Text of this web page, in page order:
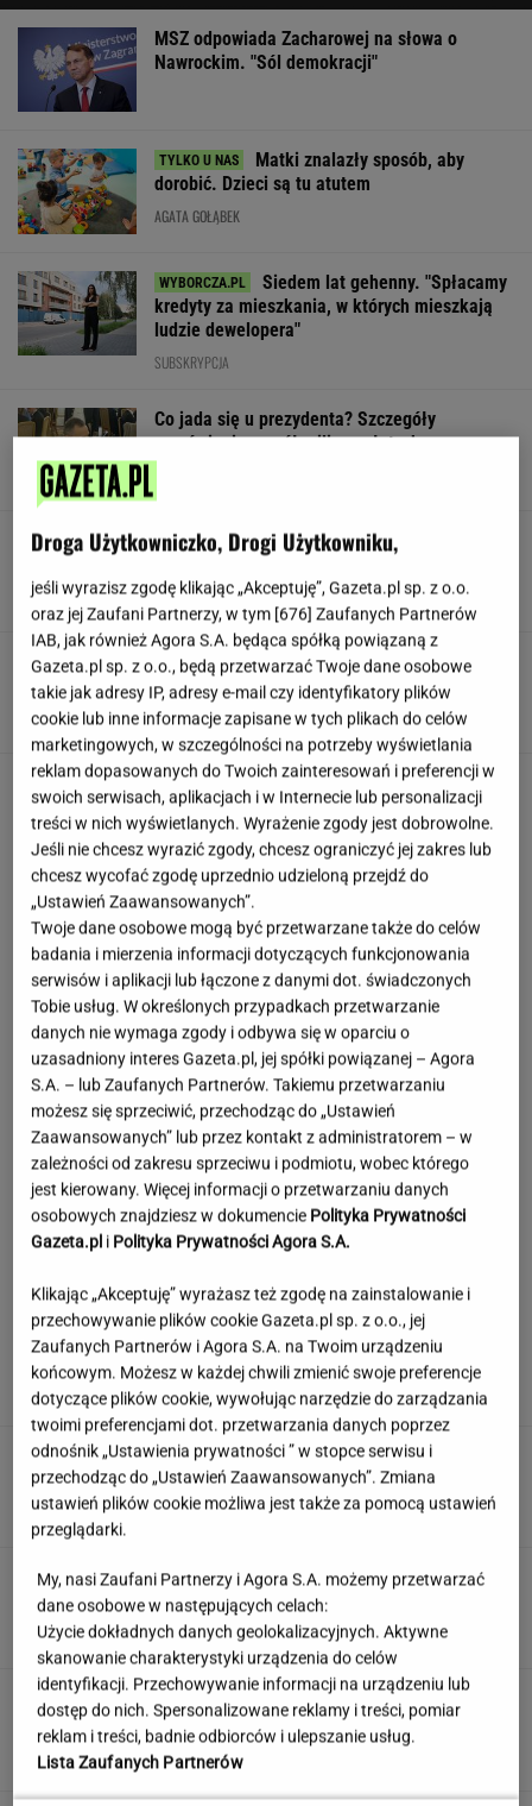
MSZ odpowiada Zacharowej na słowa o
Nawrockim. "Sól demokracji"
Matki znalazły sposób, aby
dorobić. Dzieci są tu atutem
AGATA GOŁĄBEK
Siedem lat gehenny. "Spłacamy
kredyty za mieszkania, w których mieszkają
ludzie dewelopera"
SUBSKRYPCJA
Co jada się u prezydenta? Szczegóły
zamówienia za pół miliona złotych
Nowe zdjęcie Johna Goodmana trafiło do
sieci. Aktor schudł 90 kg
Gawryluk reaguje na krytykę po debacie u
Nawrockiego. Co na to Polsat?
To najdłuższe jezioro w Polsce. Ma aż 16 wysp
Umiesz się zachować? Sprawdź to w quizie z
zasad savoir vivre!
"Mam nadzieję, że zrobią trzecią część". Po 20
latach wywołał burzę
Jeden wakacyjny nawyk może mieć
nieprzyjemne konsekwencje. Też tak robisz?
MATERIAŁ PROMOCYJNY
Uruchomili "Tindera dla
medyków". Szybko zgłosili się też adwokaci
SUBSKRYPCJA
Droga Użytkowniczko, Drogi Użytkowniku,
jeśli wyrazisz zgodę klikając „Akceptuję”, Gazeta.pl sp. z o.o.
oraz jej Zaufani Partnerzy, w tym [676] Zaufanych Partnerów
IAB, jak również Agora S.A. będąca spółką powiązaną z
Gazeta.pl sp. z o.o., będą przetwarzać Twoje dane osobowe
takie jak adresy IP, adresy e-mail czy identyfikatory plików
cookie lub inne informacje zapisane w tych plikach do celów
marketingowych, w szczególności na potrzeby wyświetlania
reklam dopasowanych do Twoich zainteresowań i preferencji w
swoich serwisach, aplikacjach i w Internecie lub personalizacji
treści w nich wyświetlanych. Wyrażenie zgody jest dobrowolne.
Jeśli nie chcesz wyrazić zgody, chcesz ograniczyć jej zakres lub
chcesz wycofać zgodę uprzednio udzieloną przejdź do
„Ustawień Zaawansowanych”.
Twoje dane osobowe mogą być przetwarzane także do celów
badania i mierzenia informacji dotyczących funkcjonowania
serwisów i aplikacji lub łączone z danymi dot. świadczonych
Tobie usług. W określonych przypadkach przetwarzanie
danych nie wymaga zgody i odbywa się w oparciu o
uzasadniony interes Gazeta.pl, jej spółki powiązanej – Agora
S.A. – lub Zaufanych Partnerów. Takiemu przetwarzaniu
możesz się sprzeciwić, przechodząc do „Ustawień
Zaawansowanych” lub przez kontakt z administratorem – w
zależności od zakresu sprzeciwu i podmiotu, wobec którego
jest kierowany. Więcej informacji o przetwarzaniu danych
osobowych znajdziesz w dokumencie Polityka Prywatności
Gazeta.pl i Polityka Prywatności Agora S.A.
Klikając „Akceptuję” wyrażasz też zgodę na zainstalowanie i
przechowywanie plików cookie Gazeta.pl sp. z o.o., jej
Zaufanych Partnerów i Agora S.A. na Twoim urządzeniu
końcowym. Możesz w każdej chwili zmienić swoje preferencje
dotyczące plików cookie, wywołując narzędzie do zarządzania
twoimi preferencjami dot. przetwarzania danych poprzez
odnośnik „Ustawienia prywatności ” w stopce serwisu i
przechodząc do „Ustawień Zaawansowanych”. Zmiana
ustawień plików cookie możliwa jest także za pomocą ustawień
przeglądarki.
My, nasi Zaufani Partnerzy i Agora S.A. możemy przetwarzać
dane osobowe w następujących celach:
Użycie dokładnych danych geolokalizacyjnych. Aktywne
skanowanie charakterystyki urządzenia do celów
identyfikacji. Przechowywanie informacji na urządzeniu lub
dostęp do nich. Spersonalizowane reklamy i treści, pomiar
reklam i treści, badnie odbiorców i ulepszanie usług.
Lista Zaufanych Partnerów